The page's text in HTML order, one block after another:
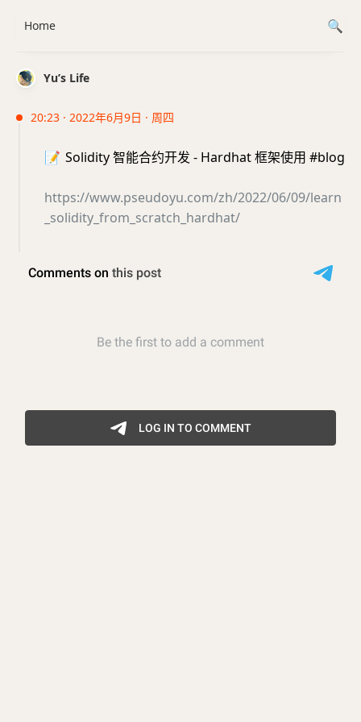
Yu’s Life
20:23 · 2022年6月9日 · 周四
📝 Solidity 智能合约开发 - Hardhat 框架使用 #blog
https://www.pseudoyu.com/zh/2022/06/09/learn
_solidity_from_scratch_hardhat/
Home